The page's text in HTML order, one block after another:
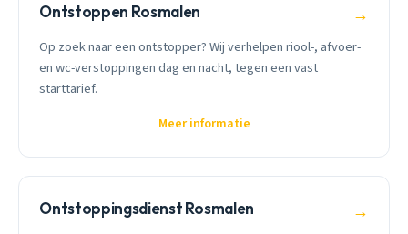
Ontstoppen Rosmalen →
Op zoek naar een ontstopper? Wij verhelpen riool-, afvoer-
en wc-verstoppingen dag en nacht, tegen een vast
starttarief.
Meer informatie
Ontstoppingsdienst Rosmalen →